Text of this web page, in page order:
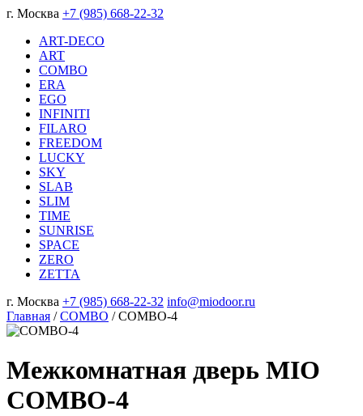
г. Москва +7 (985) 668-22-32
ART-DECO
ART
COMBO
ERA
EGO
INFINITI
FILARO
FREEDOM
LUCKY
SKY
SLAB
SLIM
TIME
SUNRISE
SPACE
ZERO
ZETTA
г. Москва +7 (985) 668-22-32 info@miodoor.ru
Главная / COMBO / COMBO-4
Межкомнатная дверь MIO
COMBO-4